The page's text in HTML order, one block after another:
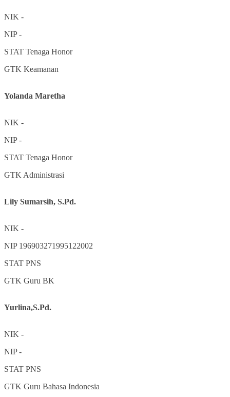
NIK -
NIP-
STAT Tenaga Honor
GTK Keamanan
Yolanda Maretha
NIK -
NIP-
STAT Tenaga Honor
GTK Administrasi
Lily Sumarsih, S.Pd.
NIK -
NIP 196903271995122002
STAT PNS
GTK Guru BK
Yurlina,S.Pd.
NIK -
NIP-
STAT PNS
GTK Guru Bahasa Indonesia